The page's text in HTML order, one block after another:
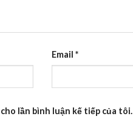
Email *
lần bình luận kế tiếp của tôi.